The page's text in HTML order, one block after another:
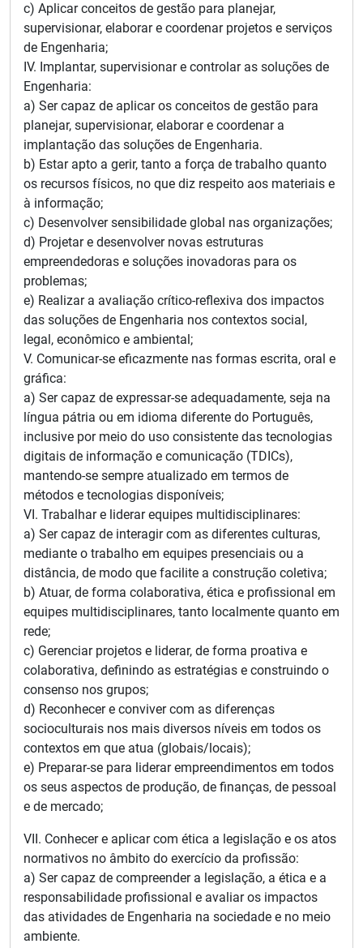
c) Aplicar conceitos de gestão para planejar,
supervisionar, elaborar e coordenar projetos e serviços
de Engenharia;
IV. Implantar, supervisionar e controlar as soluções de
Engenharia:
a) Ser capaz de aplicar os conceitos de gestão para
planejar, supervisionar, elaborar e coordenar a
implantação das soluções de Engenharia.
b) Estar apto a gerir, tanto a força de trabalho quanto
os recursos físicos, no que diz respeito aos materiais e
à informação;
c) Desenvolver sensibilidade global nas organizações;
d) Projetar e desenvolver novas estruturas
empreendedoras e soluções inovadoras para os
problemas;
e) Realizar a avaliação crítico-reflexiva dos impactos
das soluções de Engenharia nos contextos social,
legal, econômico e ambiental;
V. Comunicar-se eficazmente nas formas escrita, oral e
gráfica:
a) Ser capaz de expressar-se adequadamente, seja na
língua pátria ou em idioma diferente do Português,
inclusive por meio do uso consistente das tecnologias
digitais de informação e comunicação (TDICs),
mantendo-se sempre atualizado em termos de
métodos e tecnologias disponíveis;
VI. Trabalhar e liderar equipes multidisciplinares:
a) Ser capaz de interagir com as diferentes culturas,
mediante o trabalho em equipes presenciais ou a
distância, de modo que facilite a construção coletiva;
b) Atuar, de forma colaborativa, ética e profissional em
equipes multidisciplinares, tanto localmente quanto em
rede;
c) Gerenciar projetos e liderar, de forma proativa e
colaborativa, definindo as estratégias e construindo o
consenso nos grupos;
d) Reconhecer e conviver com as diferenças
socioculturais nos mais diversos níveis em todos os
contextos em que atua (globais/locais);
e) Preparar-se para liderar empreendimentos em todos
os seus aspectos de produção, de finanças, de pessoal
e de mercado;
VII. Conhecer e aplicar com ética a legislação e os atos
normativos no âmbito do exercício da profissão:
a) Ser capaz de compreender a legislação, a ética e a
responsabilidade profissional e avaliar os impactos
das atividades de Engenharia na sociedade e no meio
ambiente.